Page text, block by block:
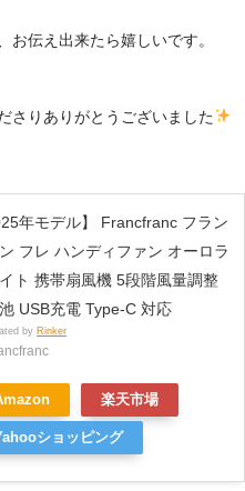
伝え出来たら嬉しいです。
さりありがとうございました
年モデル】 Francfranc フラン
フレ ハンディファン オーロラ
ト 携帯扇風機 5段階風量調整
USB充電 Type-C 対応
by Rinker
楽天市場
ショッピング